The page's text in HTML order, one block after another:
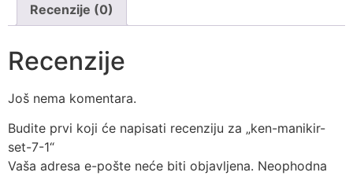
Recenzije (0)
Recenzije
Još nema komentara.
Budite prvi koji će napisati recenziju za „ken-manikir-
set-7-1“
Vaša adresa e-pošte neće biti objavljena. Neophodna